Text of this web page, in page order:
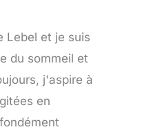
Lebel et je suis
du sommeil et
j'aspire à
en